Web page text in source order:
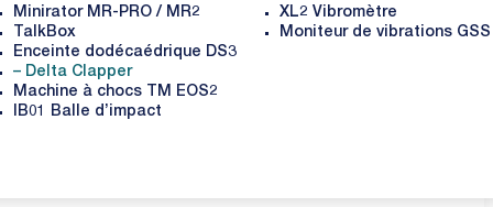
Minirator MR-PRO / MR2
TalkBox
Enceinte dodécaédrique DS3
Delta Clapper
Machine à chocs TM EOS2
IB01 Balle d’impact
XL2 Vibromètre
Moniteur de vibrations GSS